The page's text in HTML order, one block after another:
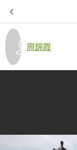
周錦霞